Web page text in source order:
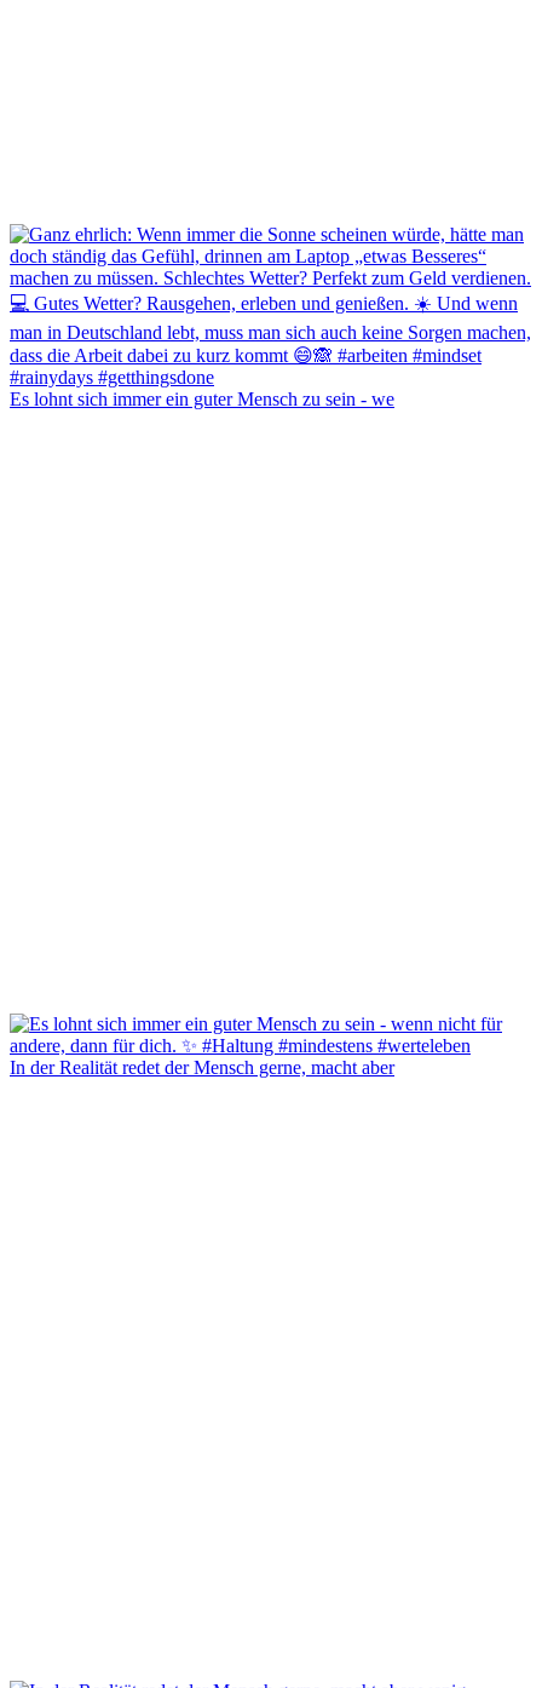
Es lohnt sich immer ein guter Mensch zu sein - we
In der Realität redet der Mensch gerne, macht aber